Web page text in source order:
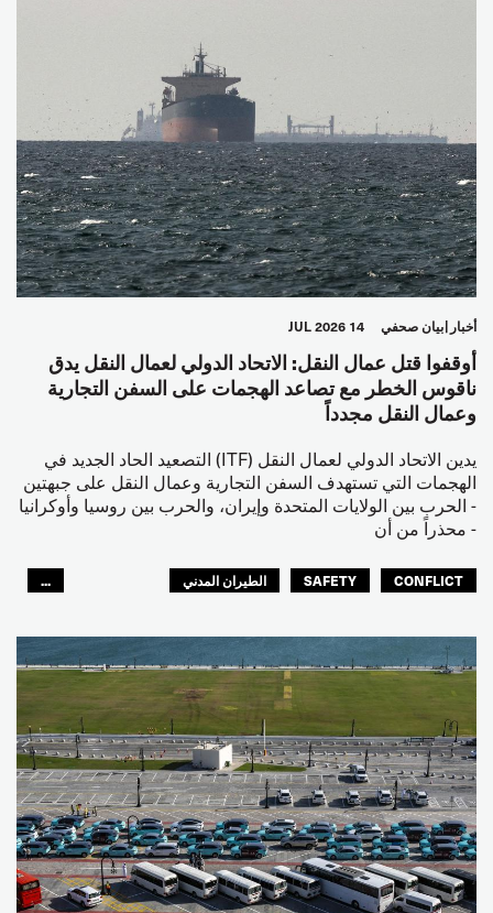
أخبار بيان صحفي 14 JUL 2026
أوقفوا قتل عمال النقل: الاتحاد الدولي لعمال النقل يدق
ناقوس الخطر مع تصاعد الهجمات على السفن التجارية
وعمال النقل مجدداً
يدين الاتحاد الدولي لعمال النقل (ITF) التصعيد الحاد الجديد في
الهجمات التي تستهدف السفن التجارية وعمال النقل على جبهتين
- الحرب بين الولايات المتحدة وإيران، والحرب بين روسيا وأوكرانيا
- محذراً من أن
CONFLICT
SAFETY
الطيران المدني
...